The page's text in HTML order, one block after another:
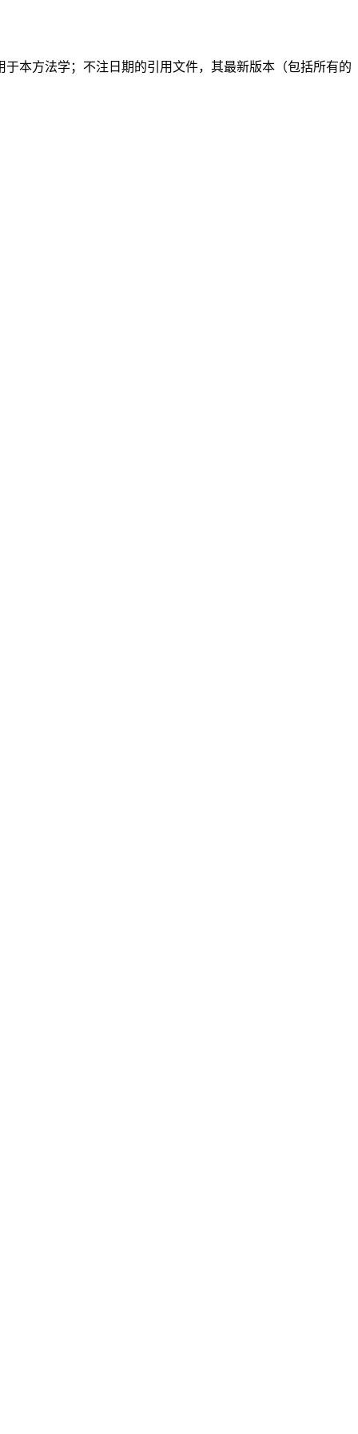
本方法学；不注日期的引用文件，其最新版本（包括所有的